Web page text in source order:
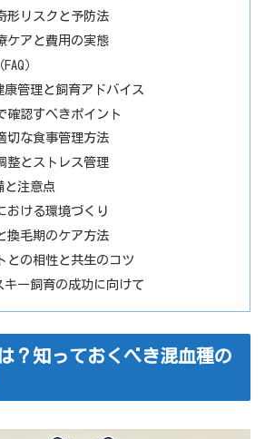
形リスクと予防法
ケアと費用の実態
）
管理と飼育アドバイス
確認すべきポイント
切な食事管理方法
整とストレス管理
と注意点
おける環境づくり
換毛期のケア方法
との相性と共生のコツ
キー飼育の成功に向けて
？知っておくべき混血種の